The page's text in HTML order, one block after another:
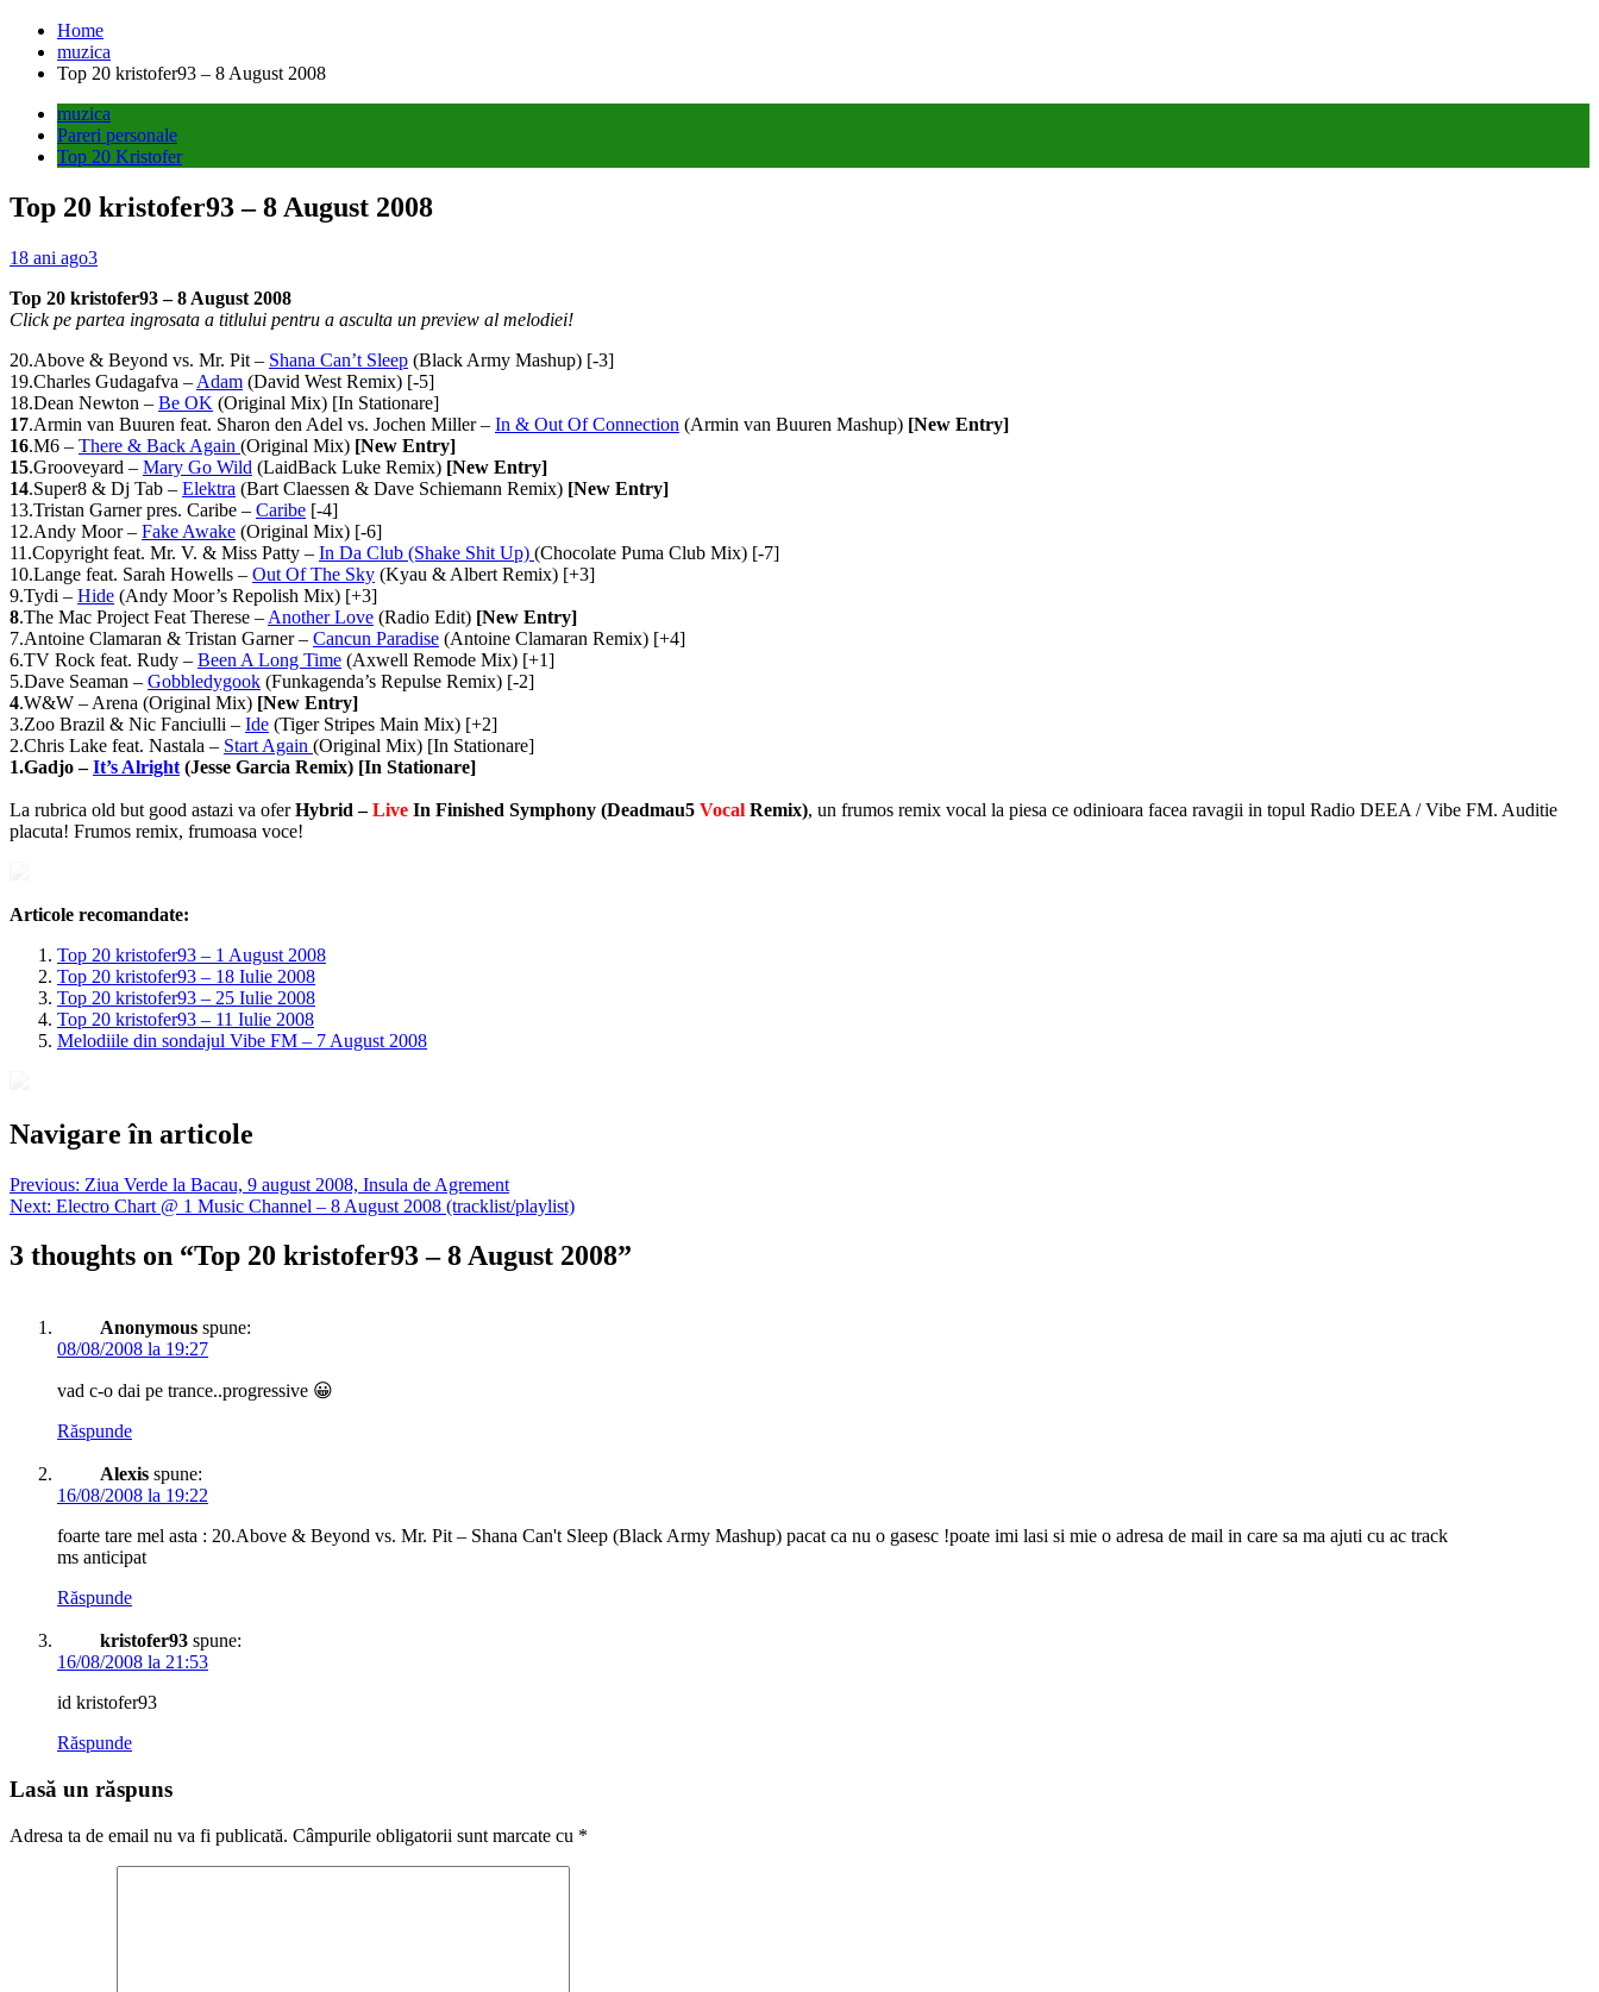
Home
muzica
Top 20 kristofer93 – 8 August 2008
muzica
Pareri personale
Top 20 Kristofer
Top 20 kristofer93 – 8 August 2008
18 ani ago3
Top 20 kristofer93 – 8 August 2008
Click pe partea ingrosata a titlului pentru a asculta un preview al melodiei!
20.Above & Beyond vs. Mr. Pit – Shana Can’t Sleep (Black Army Mashup) [-3]
19.Charles Gudagafva – Adam (David West Remix) [-5]
18.Dean Newton – Be OK (Original Mix) [In Stationare]
17.Armin van Buuren feat. Sharon den Adel vs. Jochen Miller – In & Out Of Connection (Armin van Buuren Mashup) [New Entry]
16.M6 – There & Back Again (Original Mix) [New Entry]
15.Grooveyard – Mary Go Wild (LaidBack Luke Remix) [New Entry]
14.Super8 & Dj Tab – Elektra (Bart Claessen & Dave Schiemann Remix) [New Entry]
13.Tristan Garner pres. Caribe – Caribe [-4]
12.Andy Moor – Fake Awake (Original Mix) [-6]
11.Copyright feat. Mr. V. & Miss Patty – In Da Club (Shake Shit Up) (Chocolate Puma Club Mix) [-7]
10.Lange feat. Sarah Howells – Out Of The Sky (Kyau & Albert Remix) [+3]
9.Tydi – Hide (Andy Moor’s Repolish Mix) [+3]
8.The Mac Project Feat Therese – Another Love (Radio Edit) [New Entry]
7.Antoine Clamaran & Tristan Garner – Cancun Paradise (Antoine Clamaran Remix) [+4]
6.TV Rock feat. Rudy – Been A Long Time (Axwell Remode Mix) [+1]
5.Dave Seaman – Gobbledygook (Funkagenda’s Repulse Remix) [-2]
4.W&W – Arena (Original Mix) [New Entry]
3.Zoo Brazil & Nic Fanciulli – Ide (Tiger Stripes Main Mix) [+2]
2.Chris Lake feat. Nastala – Start Again (Original Mix) [In Stationare]
1.Gadjo –It’s Alright (Jesse Garcia Remix) [In Stationare]
La rubrica old but good astazi va oferHybrid –Live In Finished Symphony (Deadmau5 Vocal Remix), un frumos remix vocal la piesa ce odinioara facea ravagii in topul Radio DEEA / Vibe FM. Auditie
placuta! Frumos remix, frumoasa voce!
Articole recomandate:
Top 20 kristofer93 – 1 August 2008
Top 20 kristofer93 – 18 Iulie 2008
Top 20 kristofer93 – 25 Iulie 2008
Top 20 kristofer93 – 11 Iulie 2008
Melodiile din sondajul Vibe FM – 7 August 2008
Navigare în articole
Previous: Ziua Verde la Bacau, 9 august 2008, Insula de Agrement
Next: Electro Chart @ 1 Music Channel – 8 August 2008 (tracklist/playlist)
3 thoughts on “Top 20 kristofer93 – 8 August 2008”
Anonymous spune:
08/08/2008 la 19:27
vad c-o dai pe trance..progressive 😀
Răspunde
Alexis spune:
16/08/2008 la 19:22
foarte tare mel asta : 20.Above & Beyond vs. Mr. Pit – Shana Can't Sleep (Black Army Mashup) pacat ca nu o gasesc !poate imi lasi si mie o adresa de mail in care sa ma ajuti cu ac track
ms anticipat
Răspunde
kristofer93 spune:
16/08/2008 la 21:53
id kristofer93
Răspunde
Lasă un răspuns
Adresa ta de email nu va fi publicată. Câmpurile obligatorii sunt marcate cu *